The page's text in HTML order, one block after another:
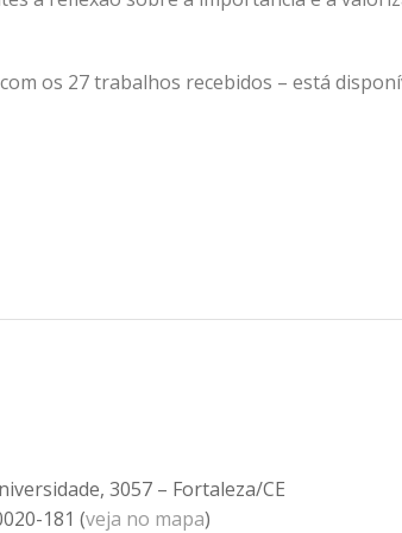
os 27 trabalhos recebidos – está
3057 – Fortaleza/CE
181 (veja no mapa)